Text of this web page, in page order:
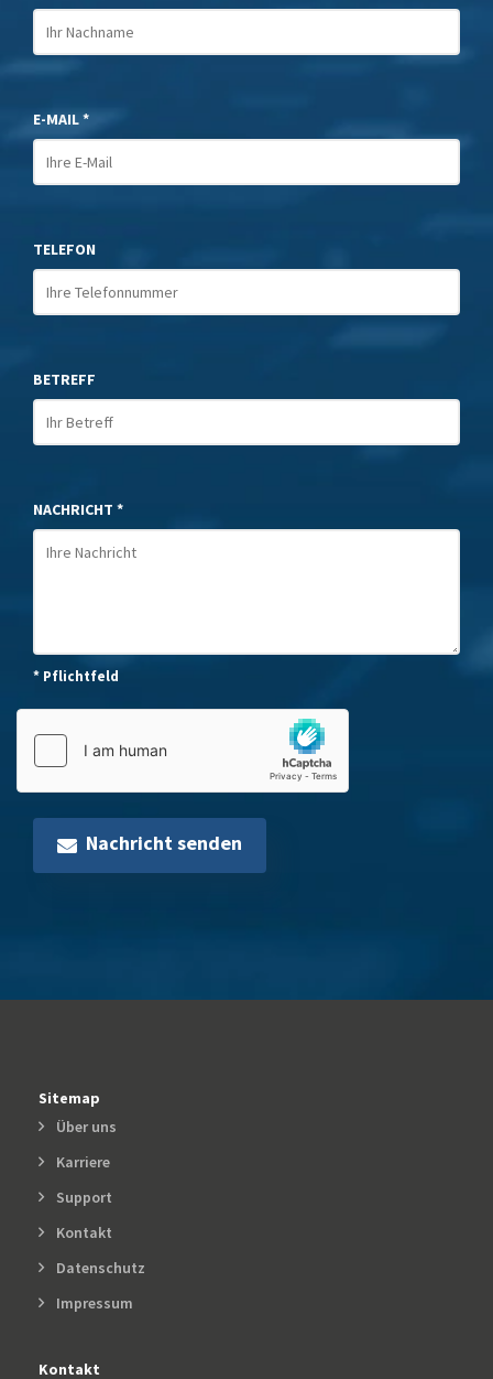
E-MAIL *
TELEFON
BETREFF
NACHRICHT *
* Pflichtfeld
Nachricht senden
Sitemap
Über uns
Karriere
Support
Kontakt
Datenschutz
Impressum
Kontakt